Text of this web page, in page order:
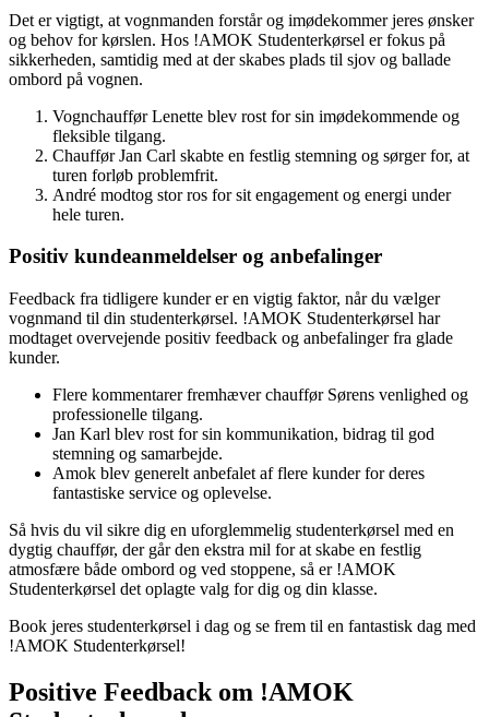
Det er vigtigt, at vognmanden forstår og imødekommer jeres ønsker
og behov for kørslen. Hos !AMOK Studenterkørsel er fokus på
sikkerheden, samtidig med at der skabes plads til sjov og ballade
ombord på vognen.
Vognchauffør Lenette blev rost for sin imødekommende og
fleksible tilgang.
Chauffør Jan Carl skabte en festlig stemning og sørger for, at
turen forløb problemfrit.
André modtog stor ros for sit engagement og energi under
hele turen.
Positiv kundeanmeldelser og anbefalinger
Feedback fra tidligere kunder er en vigtig faktor, når du vælger
vognmand til din studenterkørsel. !AMOK Studenterkørsel har
modtaget overvejende positiv feedback og anbefalinger fra glade
kunder.
Flere kommentarer fremhæver chauffør Sørens venlighed og
professionelle tilgang.
Jan Karl blev rost for sin kommunikation, bidrag til god
stemning og samarbejde.
Amok blev generelt anbefalet af flere kunder for deres
fantastiske service og oplevelse.
Så hvis du vil sikre dig en uforglemmelig studenterkørsel med en
dygtig chauffør, der går den ekstra mil for at skabe en festlig
atmosfære både ombord og ved stoppene, så er !AMOK
Studenterkørsel det oplagte valg for dig og din klasse.
Book jeres studenterkørsel i dag og se frem til en fantastisk dag med
!AMOK Studenterkørsel!
Positive Feedback om !AMOK